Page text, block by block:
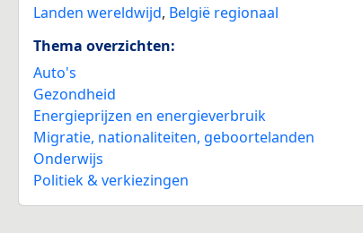
Landen wereldwijd, België regionaal
Thema overzichten:
Auto's
Gezondheid
Energieprijzen en energieverbruik
Migratie, nationaliteiten, geboortelanden
Onderwijs
Politiek & verkiezingen